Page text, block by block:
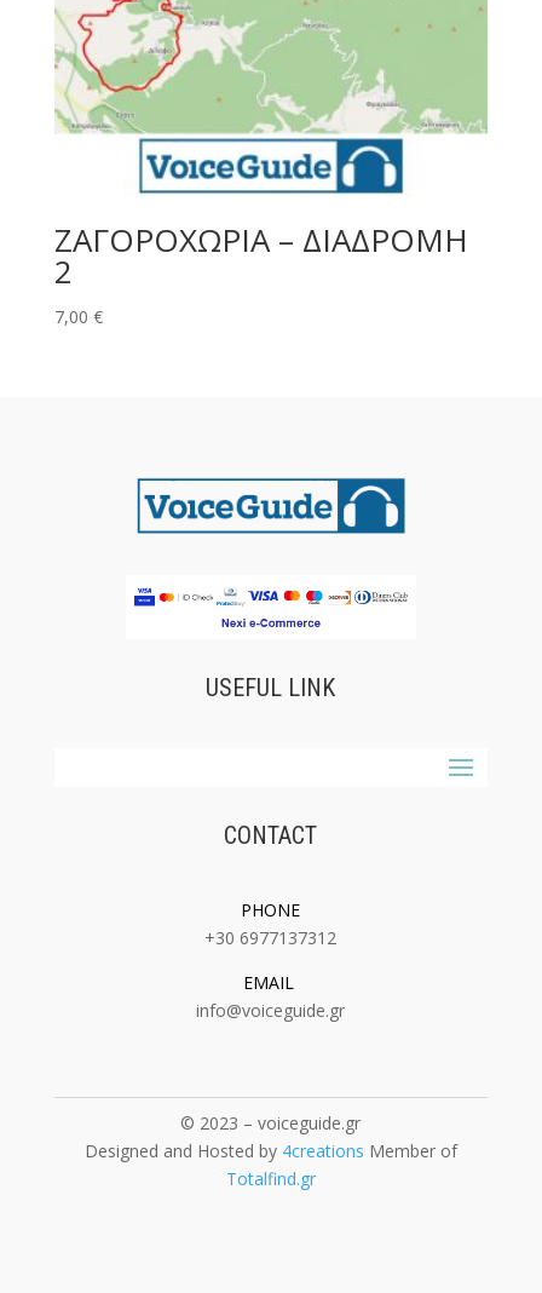
ΖΑΓΟΡΟΧΩΡΙΑ – ΔΙΑΔΡΟΜΗ
2
7,00 €
USEFUL LINK
CONTACT
PHONE
+30 6977137312
EMAIL
info@voiceguide.gr
© 2023 – voiceguide.gr
Designed and Hosted by 4creations Member of
Totalfind.gr